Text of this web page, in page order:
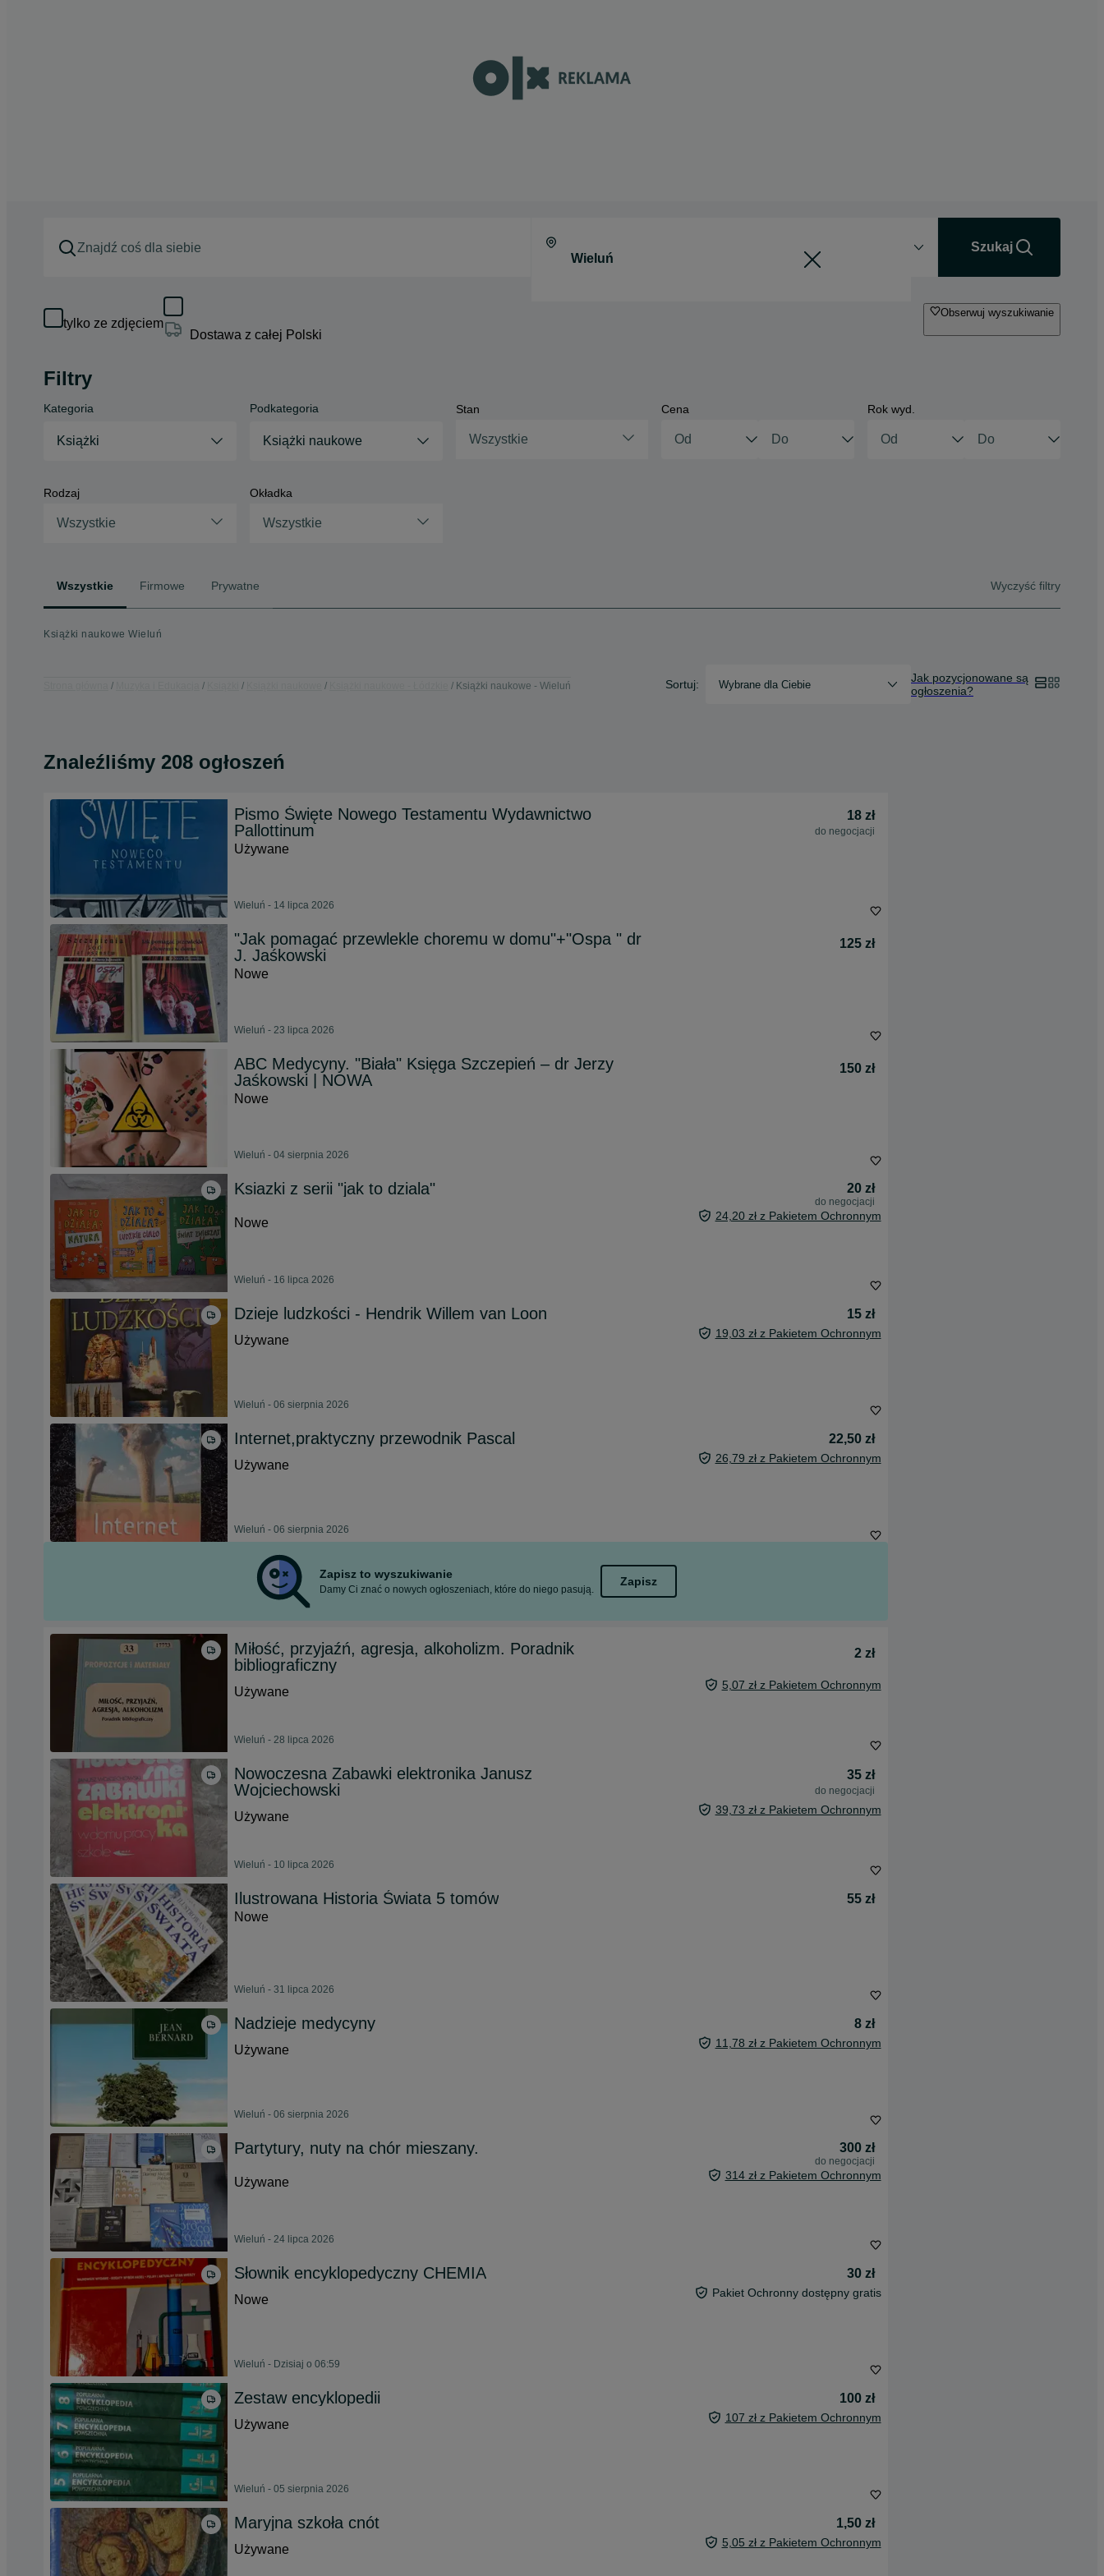
Szukaj
tylko ze zdjęciem
Dostawa z całej Polski
Obserwuj wyszukiwanie
Filtry
Kategoria
Książki
Podkategoria
Książki naukowe
Stan
Wszystkie
Cena Rok wyd.
Rodzaj
Wszystkie
Okładka
Wszystkie
Wszystkie Firmowe Prywatne Wyczyść filtry
Książki naukowe Wieluń
Książki naukowe - Wieluń Sortuj: Wybrane dla Ciebie
Jak pozycjonowane są
ogłoszenia?
Znaleźliśmy 208 ogłoszeń
Pismo Święte Nowego Testamentu Wydawnictwo
Pallottinum
18 zł
do negocjacji
Używane
Wieluń - 14 lipca 2026
"Jak pomagać przewlekle choremu w domu"+"Ospa " dr
J. Jaśkowski
125 zł
Nowe
Wieluń - 23 lipca 2026
ABC Medycyny. "Biała" Księga Szczepień – dr Jerzy
Jaśkowski | NOWA
150 zł
Nowe
Wieluń - 04 sierpnia 2026
Ksiazki z serii "jak to dziala" 20 zł
do negocjacji
Nowe 24,20 zł z Pakietem Ochronnym
Wieluń - 16 lipca 2026
Dzieje ludzkości - Hendrik Willem van Loon
15 zł
Używane
19,03 zł z Pakietem Ochronnym
Wieluń - 06 sierpnia 2026
Internet,praktyczny przewodnik Pascal
22,50 zł
Używane
26,79 zł z Pakietem Ochronnym
Wieluń - 06 sierpnia 2026
Zapisz to wyszukiwanie
Damy Ci znać o nowych ogłoszeniach, które do niego pasują.
Zapisz
Miłość, przyjaźń, agresja, alkoholizm. Poradnik
bibliograficzny
2 zł
Używane 5,07 zł z Pakietem Ochronnym
Wieluń - 28 lipca 2026
Nowoczesna Zabawki elektronika Janusz
Wojciechowski
35 zł
do negocjacji
Używane 39,73 zł z Pakietem Ochronnym
Wieluń - 10 lipca 2026
Ilustrowana Historia Świata 5 tomów
55 zł
Nowe
Wieluń - 31 lipca 2026
Nadzieje medycyny
8 zł
Używane
11,78 zł z Pakietem Ochronnym
Wieluń - 06 sierpnia 2026
Partytury, nuty na chór mieszany. 300 zł
do negocjacji
Używane 314 zł z Pakietem Ochronnym
Wieluń - 24 lipca 2026
Słownik encyklopedyczny CHEMIA
30 zł
Nowe
Pakiet Ochronny dostępny gratis
Wieluń - Dzisiaj o 06:59
Zestaw encyklopedii
100 zł
Używane
107 zł z Pakietem Ochronnym
Wieluń - 05 sierpnia 2026
Maryjna szkoła cnót
1,50 zł
Używane
5,05 zł z Pakietem Ochronnym